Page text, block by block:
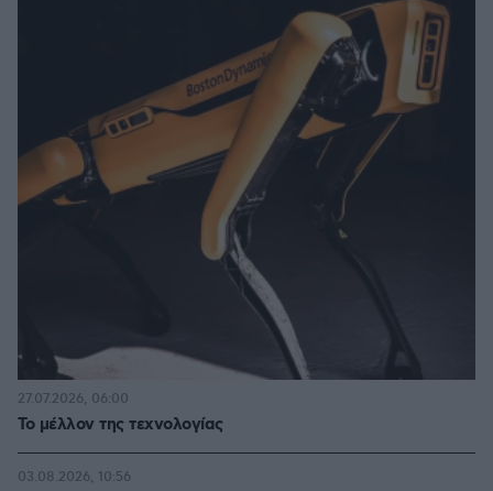
Το μέλλον της τεχνολογίας
27.07.2026, 06:00
03.08.2026, 10:56